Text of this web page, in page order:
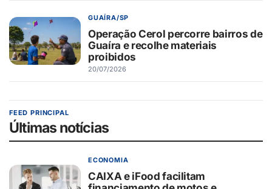
GUAÍRA/SP
Operação Cerol percorre bairros de
Guaíra e recolhe materiais
proibidos
20/07/2026
FEED PRINCIPAL
Últimas notícias
ECONOMIA
CAIXA e iFood facilitam